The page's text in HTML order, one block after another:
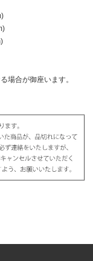
場合が御座います。